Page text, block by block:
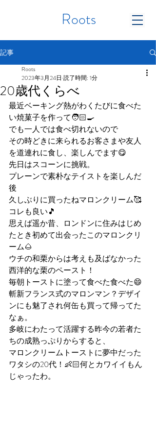
Roots
記事
20歳代くらべ
Roots
2023年3月24日 読了時間: 1分
最近ベーキング熱がわくたびに食べた
い焼菓子を作って🧑🏻‍🍳
でも一人では食べ切れないので
その時どきに来られるお客さまや友人
を道連れに食し、楽しんでます😋
先日はスコーンに挑戦。
プレーンで素朴なテイストを楽しんだ
後
久しぶりに買ったねマロンクリーム🥰
コレも良い🎵
思えば遥か昔、ロンドンに住みはじめ
たとき初めて出会ったこのマロンクリ
ーム🌰
ウチの和栗からは考えも及ばなかった
西洋的な栗のペースト！
毎朝トーストに塗って食べた食べた😄
斬新フランス式のマロンマン？デザイ
ンにも魅了され何缶も買って帰ってた
なぁ。
多岐にわたって活躍する昨今の若者た
ちの成熟っぷりからすると、
マロンクリームトーストに夢中だった
ワタシの20代！👶🏻何とカワイイもん
じゃったわ。